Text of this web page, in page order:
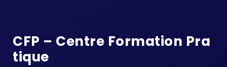
CFP – Centre Formation Pra
Tique